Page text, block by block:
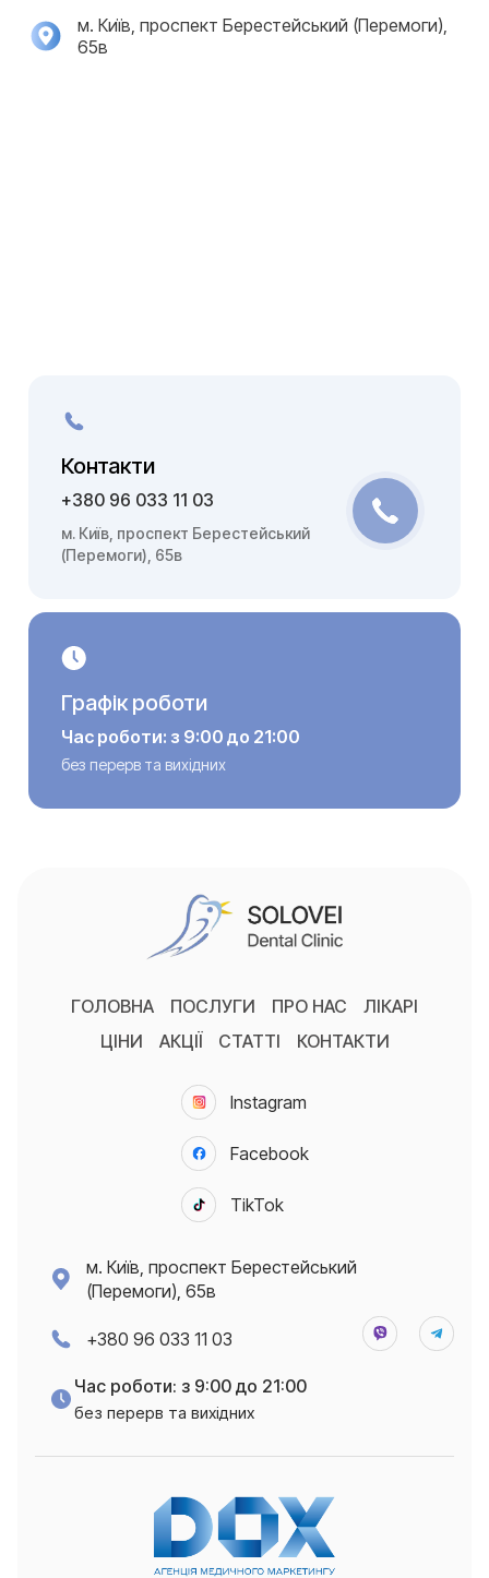
м. Київ, проспект Берестейський (Перемоги),
65в
Контакти
+380 96 033 11 03
м. Київ, проспект Берестейський
(Перемоги), 65в
Графік роботи
Час роботи: з 9:00 до 21:00
без перерв та вихідних
ГОЛОВНА ПОСЛУГИ ПРО НАС
ЛІКАРІ
ЦІНИ
АКЦІЇ СТАТТІ КОНТАКТИ
Instagram
Facebook
TikTok
м. Київ, проспект Берестейський
(Перемоги), 65в
+380 96 033 11 03
Час роботи: з 9:00 до 21:00
без перерв та вихідних